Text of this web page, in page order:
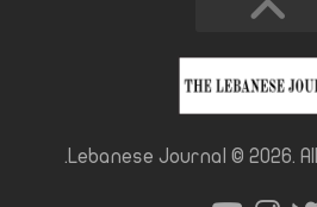
Lebanese Journal © 2026.